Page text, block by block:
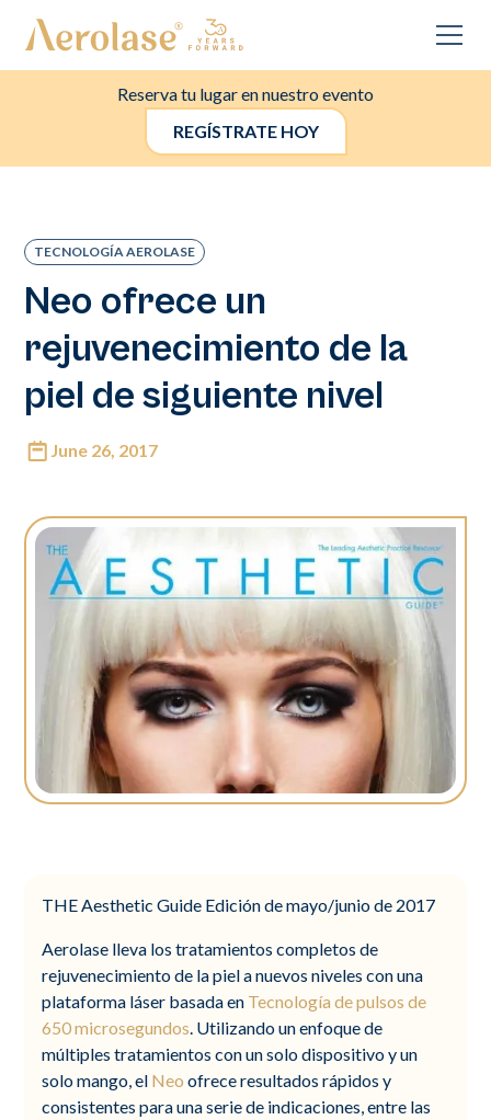
Reserva tu lugar en nuestro evento
REGÍSTRATE HOY
TECNOLOGÍA AEROLASE
Neo ofrece un
rejuvenecimiento de la
piel de siguiente nivel
June 26, 2017
THE Aesthetic Guide Edición de mayo/junio de 2017
Aerolase lleva los tratamientos completos de
rejuvenecimiento de la piel a nuevos niveles con una
plataforma láser basada en Tecnología de pulsos de
650 microsegundos. Utilizando un enfoque de
múltiples tratamientos con un solo dispositivo y un
solo mango, el Neo ofrece resultados rápidos y
consistentes para una serie de indicaciones, entre las